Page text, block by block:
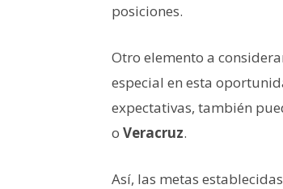
posiciones.
Otro elemento a
especial en esta
expectativas, también
o Veracruz.
Así, las metas